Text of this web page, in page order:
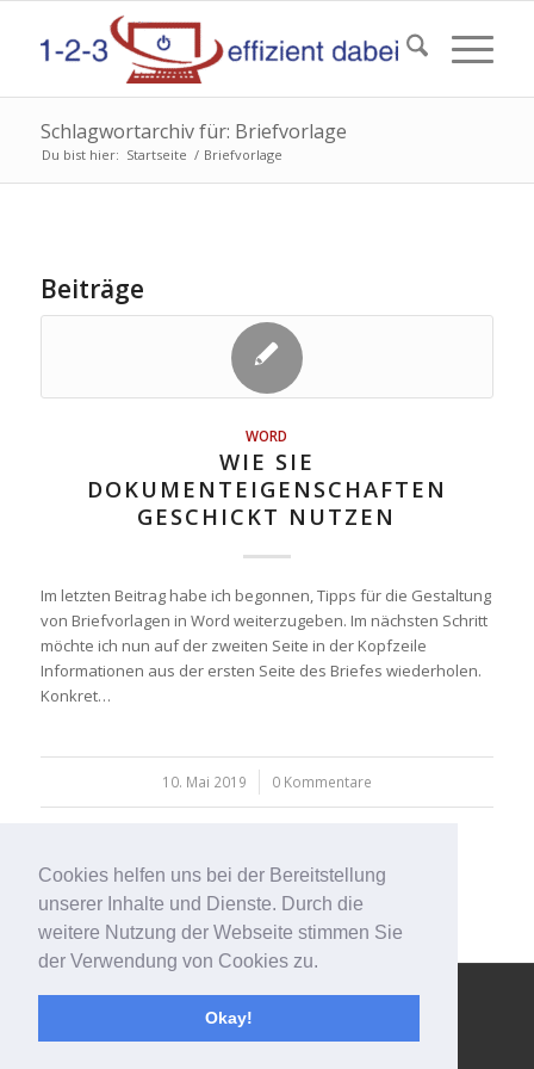
Cookies helfen uns bei der Bereitstellung
unserer Inhalte und Dienste. Durch die
weitere Nutzung der Webseite stimmen Sie
der Verwendung von Cookies zu.
Okay!
Schlagwortarchiv für: Briefvorlage
Du bist hier: Startseite / Briefvorlage
Beiträge
WORD
WIE SIE
DOKUMENTEIGENSCHAFTEN
GESCHICKT NUTZEN
Im letzten Beitrag habe ich begonnen, Tipps für die Gestaltung
von Briefvorlagen in Word weiterzugeben. Im nächsten Schritt
möchte ich nun auf der zweiten Seite in der Kopfzeile
Informationen aus der ersten Seite des Briefes wiederholen.
Konkret…
10. Mai 2019 0 Kommentare
© Copyright - 123effizientdabei - Mehr Effizienz im Büro - mehr
Ordnung am Arbeitsplatz - Aufräumen mit System -
Enfold WordPress Theme